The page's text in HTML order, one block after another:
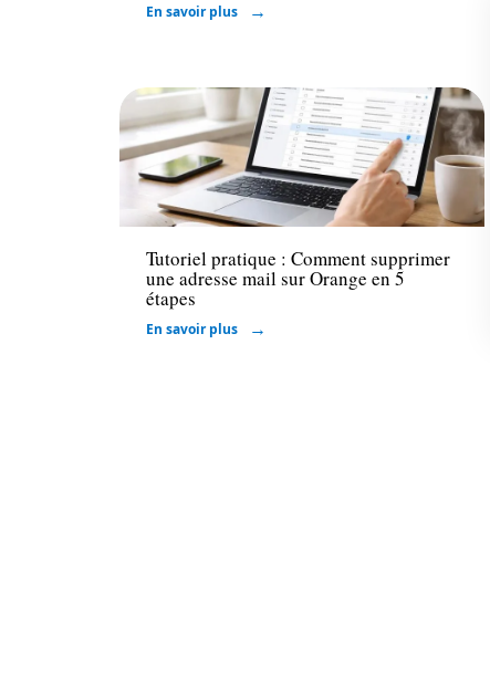
En savoir plus
Bureautique
Tutoriel pratique : Comment supprimer
une adresse mail sur Orange en 5
étapes
En savoir plus